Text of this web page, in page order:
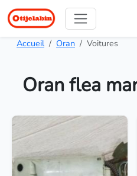
Accueil Oran Voitures
Oran flea